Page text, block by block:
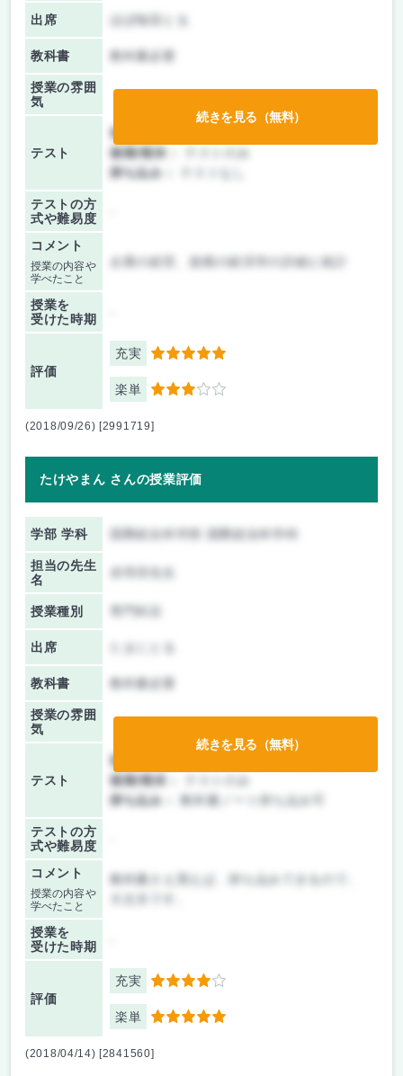
出席 ほぼ毎回とる
教科書 教科書必要
授業の雰囲
気
テスト
前期/中間：
後期/期末：
持ち込み：
テストの方
式や難易度
コメント
授業の内容や
学べたこと
企業の経営、規模の経済学の詳細と統計
授業を
受けた時期
評価
充実 5
楽単 3
続きを見る（無料）
(2018/09/26) [2991719]
たけやまん さんの授業評価
学部 学科 国際総合科学部 国際総合科学科
担当の先生
名
授業種別
出席
教科書 教科書必要
授業の雰囲
気
テスト
前期/中間：
後期/期末：
持ち込み：
教科書ノート持ち込み可
テストの方
式や難易度
コメント
授業の内容や
学べたこと
教科書さえ買えば、持ち込みできるので、
授業を
受けた時期
評価
充実 4
楽単 5
続きを見る（無料）
(2018/04/14) [2841560]